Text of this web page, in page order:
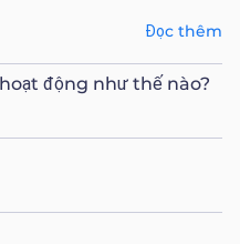
Đọc thêm
động như thế nào?